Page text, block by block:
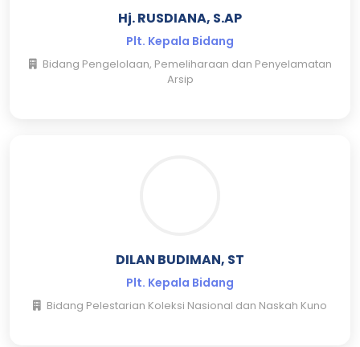
Hj. RUSDIANA, S.AP
Plt. Kepala Bidang
Bidang Pengelolaan, Pemeliharaan dan Penyelamatan
Arsip
DILAN BUDIMAN, ST
Plt. Kepala Bidang
Bidang Pelestarian Koleksi Nasional dan Naskah Kuno